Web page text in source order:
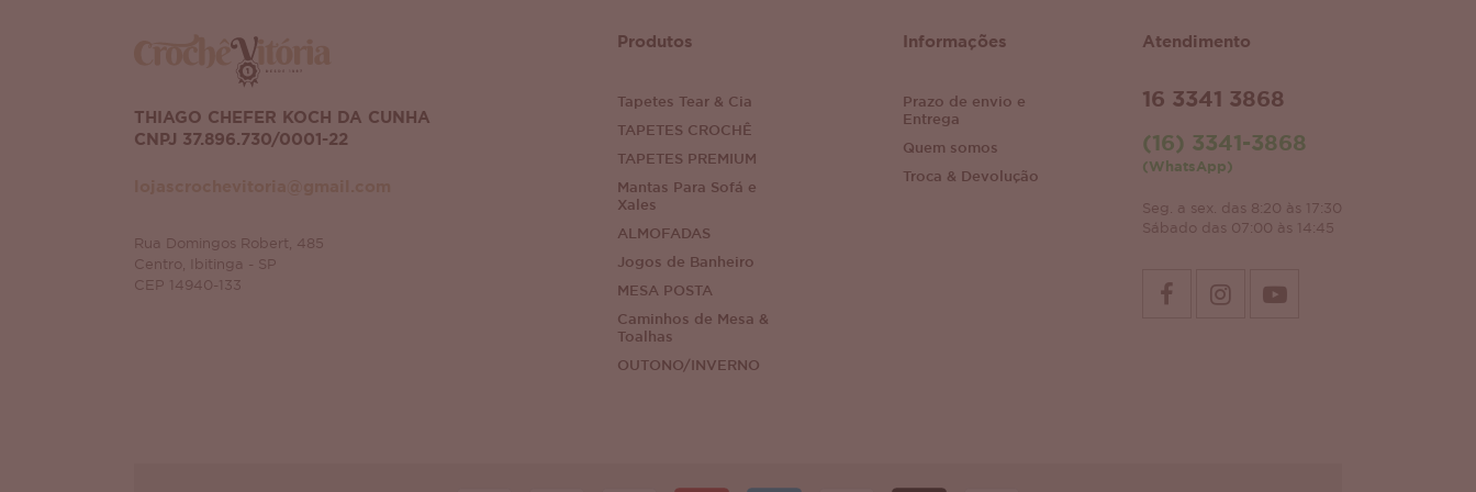
THIAGO CHEFER KOCH DA CUNHA
CNPJ 37.896.730/0001-22
Rua Domingos Robert, 485
Centro, Ibitinga - SP
CEP 14940-133
Produtos
Tapetes Tear & Cia
TAPETES CROCHÊ
TAPETES PREMIUM
Mantas Para Sofá e
Xales
ALMOFADAS
Jogos de Banheiro
MESA POSTA
Caminhos de Mesa &
Toalhas
OUTONO/INVERNO
Informações
Prazo de envio e
Entrega
Quem somos
Troca & Devolução
Atendimento
16 3341 3868
(16) 3341-3868
(WhatsApp)
Seg. a sex. das 8:20 às 17:30
Sábado das 07:00 às 14:45